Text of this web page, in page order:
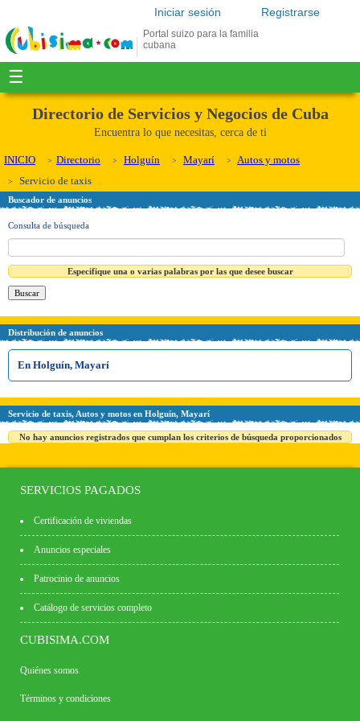
Registrarse
Iniciar sesión
Portal suizo para la familia
cubana
☰
Directorio de Servicios y Negocios de Cuba
Encuentra lo que necesitas, cerca de ti
INICIO Directorio Holguín Mayarí
Autos y motos
Servicio de taxis
Buscador de anuncios
Consulta de búsqueda
Especifique una o varias palabras por las que desee buscar
Distribución de anuncios
En Holguín, Mayarí
Servicio de taxis, Autos y motos en Holguín, Mayarí
No hay anuncios registrados que cumplan los criterios de búsqueda proporcionados
SERVICIOS PAGADOS
Certificación de viviendas
Anuncios especiales
Patrocinio de anuncios
Catálogo de servicios completo
CUBISIMA.COM
Quiénes somos
Términos y condiciones